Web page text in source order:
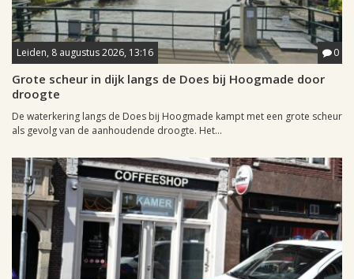
Leiden, 8 augustus 2026, 13:16 0
Grote scheur in dijk langs de Does bij Hoogmade door
droogte
De waterkering langs de Does bij Hoogmade kampt met een grote scheur
als gevolg van de aanhoudende droogte. Het...